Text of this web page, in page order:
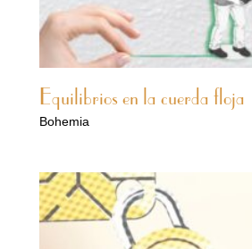
Equilibrios en la cuerda floja
Bohemia